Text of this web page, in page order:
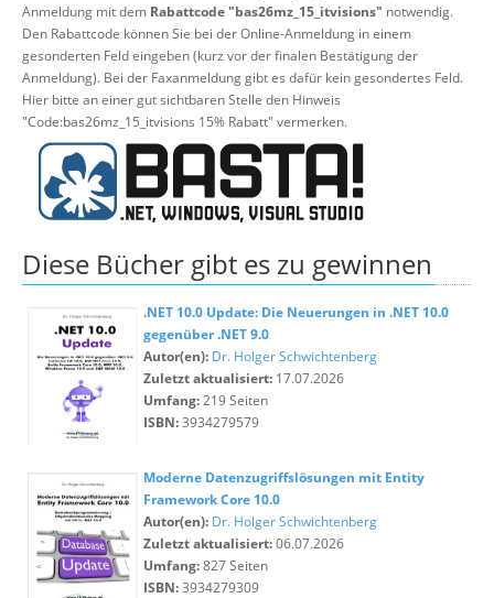
Anmeldung mit dem Rabattcode "bas26mz_15_itvisions" notwendig.
Den Rabattcode können Sie bei der Online-Anmeldung in einem
gesonderten Feld eingeben (kurz vor der finalen Bestätigung der
Anmeldung). Bei der Faxanmeldung gibt es dafür kein gesondertes Feld.
Hier bitte an einer gut sichtbaren Stelle den Hinweis
"Code:bas26mz_15_itvisions 15% Rabatt" vermerken.
Diese Bücher gibt es zu gewinnen
.NET 10.0 Update: Die Neuerungen in .NET 10.0
gegenüber .NET 9.0
Autor(en): Dr. Holger Schwichtenberg
Zuletzt aktualisiert: 17.07.2026
Umfang:219 Seiten
ISBN:3934279579
Moderne Datenzugriffslösungen mit Entity
Framework Core 10.0
Autor(en): Dr. Holger Schwichtenberg
Zuletzt aktualisiert:06.07.2026
Umfang:827 Seiten
ISBN:3934279309